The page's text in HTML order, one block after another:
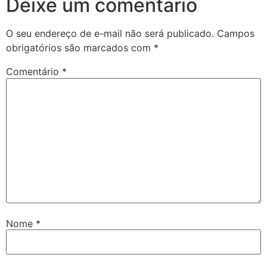
Deixe um comentário
O seu endereço de e-mail não será publicado. Campos
obrigatórios são marcados com *
Comentário *
Nome *